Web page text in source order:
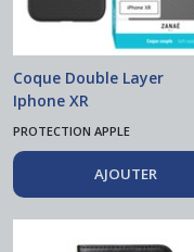
Coque Double Layer
Iphone XR
PROTECTION APPLE
AJOUTER